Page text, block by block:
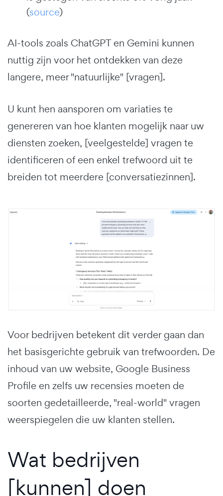
(source)
AI-tools zoals ChatGPT en Gemini kunnen
nuttig zijn voor het ontdekken van deze
langere, meer "natuurlijke" [vragen].
U kunt hen aansporen om variaties te
genereren van hoe klanten mogelijk naar uw
diensten zoeken, [veelgestelde] vragen te
identificeren of een enkel trefwoord uit te
breiden tot meerdere [conversatiezinnen].
Voor bedrijven betekent dit verder gaan dan
het basisgerichte gebruik van trefwoorden. De
inhoud van uw website, Google Business
Profile en zelfs uw recensies moeten de
soorten gedetailleerde, "real-world" vragen
weerspiegelen die uw klanten stellen.
Wat bedrijven
[kunnen] doen